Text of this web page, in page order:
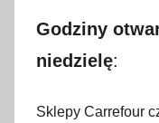
n
o
0
Godziny
niedzielę:
Sklepy Carrefour